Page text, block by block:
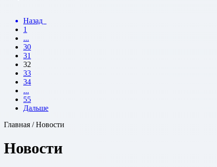
Назад
1
...
30
31
32
33
34
...
55
Дальше
Главная / Новости
Новости